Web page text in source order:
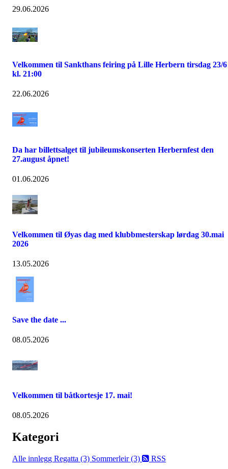
29.06.2026
Velkommen til Sankthans feiring på Lille Herbern tirsdag 23/6
kl. 21:00
22.06.2026
Da har billettsalget til jubileumskonserten Herbernfest den
27.august åpnet!
01.06.2026
Velkommen til Øyas dag med klubbmesterskap lørdag 30.mai
2026
13.05.2026
Save the date ...
08.05.2026
Velkommen til båtkortesje 17. mai!
08.05.2026
Kategori
Alle innlegg Regatta (3) Sommerleir (3) RSS